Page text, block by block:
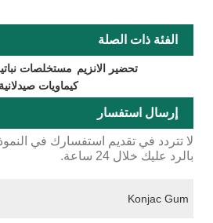
الفئة ذات الصلة
مستخلصات تحضير الانزيم
كيماويات صيدلانية
إرسال استفسار
لا تتردد في تقديم استفسارك في
بالرد عليك خلال 24 ساعة.